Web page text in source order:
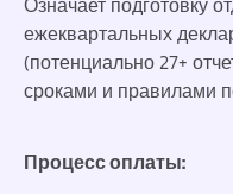
ежеквартальных
(потенциально 27+
сроками и правилами
Процесс оплаты: